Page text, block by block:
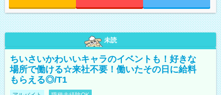
未読
ちいさいかわいいキャラのイベントも！好きな
場所で働ける☆来社不要！働いたその日に給料
もらえる◎/T1